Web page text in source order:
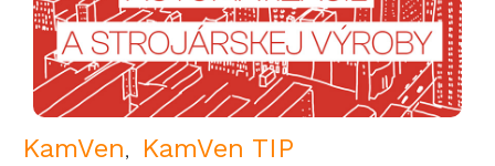
KamVen KamVen TIP